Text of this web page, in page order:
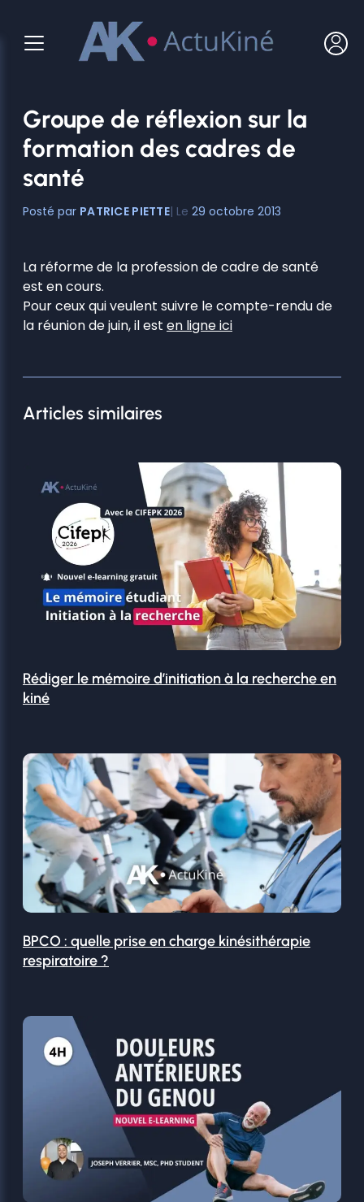
contenu
Groupe de réflexion sur la
formation des cadres de
santé
PATRICE PIETTE 29 octobre 2013
La réforme de la profession de cadre de santé
est en cours.
Pour ceux qui veulent suivre le compte-rendu de
la réunion de juin, il est en ligne ici
Articles similaires
Rédiger le mémoire d’initiation à la recherche en
kiné
BPCO : quelle prise en charge kinésithérapie
respiratoire ?